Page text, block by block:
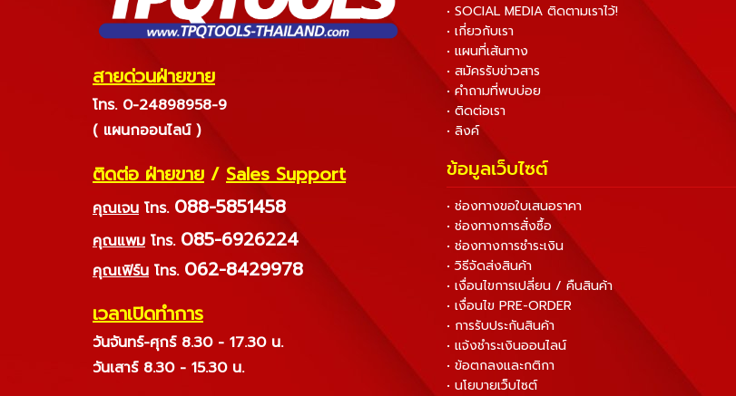
สายด่วนฝ่ายขาย
โทร. 0-24898958-9
( แผนกออนไลน์ )
ติดต่อ ฝ่ายขาย / Sales Support
คุณเจน โทร. 088-5851458
คุณแพม โทร. 085-6926224
คุณเฟิร์น โทร. 062-8429978
เวลาเปิดทำการ
วันจันทร์-ศุกร์ 8.30 - 17.30 น.
วันเสาร์ 8.30 - 15.30 น.
• SOCIAL MEDIA ติดตามเราไว้!
• เกี่ยวกับเรา
• แผนที่เส้นทาง
• สมัครรับข่าวสาร
• คำถามที่พบบ่อย
• ติดต่อเรา
• ลิงค์
ข้อมูลเว็บไซต์
• ช่องทางขอใบเสนอราคา
• ช่องทางการสั่งซื้อ
• ช่องทางการชำระเงิน
• วิธีจัดส่งสินค้า
• เงื่อนไขการเปลี่ยน / คืนสินค้า
• เงื่อนไข PRE-ORDER
• การรับประกันสินค้า
• แจ้งชำระเงินออนไลน์
• ข้อตกลงและกติกา
• นโยบายเว็บไซต์